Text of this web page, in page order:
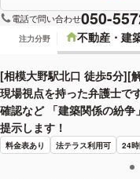
電話で問い合わせ050-
注力分野 不動産・建
[相模大野駅北口 徒歩5分][
現場視点を持った弁護士で
確認など 「建築関係の紛
提示します！
料金表あり 法テラス利用可 24